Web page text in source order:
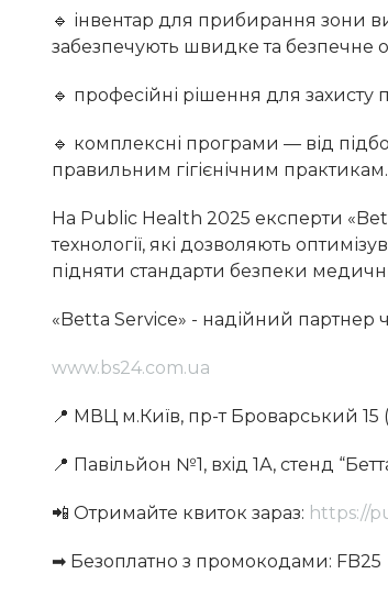
🔹 інвентар для прибирання зони
забезпечують швидке та безпечне
🔹 професійні рішення для захисту
🔹 комплексні програми — від
правильним гігієнічним практикам.
На Public Health 2025 експерти
технології, які дозволяють
підняти стандарти безпеки
«Betta Service» - надійний партнер
www.bs24.com.ua
📍 МВЦ м.Київ, пр-т Броварський 15
📍 Павільйон №1, вхід 1А, стенд
📲 Отримайте квиток зараз: https://
➡ Безоплатно з промокодами: FB25